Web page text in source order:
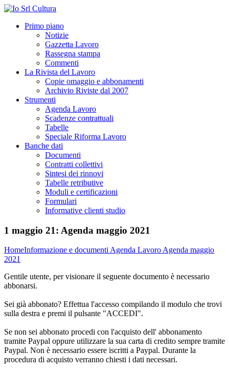
Primo piano
Notizie
Gazzetta Lavoro
Rassegna stampa
Commenti
La Rivista del Lavoro
Copie omaggio e abbonamenti
Archivio Riviste dal 2007
Strumenti
Agenda Lavoro
Scadenze contrattuali
Tabelle
Speciale Riforma Lavoro
Banche dati
Documenti
Contratti collettivi
Sintesi dei rinnovi
Tabelle retributive
Moduli e certificazioni
Formulari
Informative clienti studio
1 maggio 21: Agenda maggio 2021
HomeInformazione e documentiAgenda LavoroAgenda maggio
2021
Gentile utente, per visionare il seguente documento è necessario
abbonarsi.
Sei già abbonato? Effettua l'accesso compilando il modulo che trovi
sulla destra e premi il pulsante "ACCEDI".
Se non sei abbonato procedi con l'acquisto dell' abbonamento
tramite Paypal oppure utilizzare la sua carta di credito sempre tramite
Paypal. Non è necessario essere iscritti a Paypal. Durante la
procedura di acquisto verranno chiesti i dati necessari.